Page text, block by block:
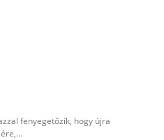
fenyegetőzik, hogy újra